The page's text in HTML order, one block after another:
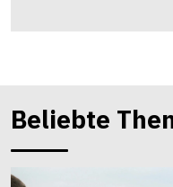
Beliebte